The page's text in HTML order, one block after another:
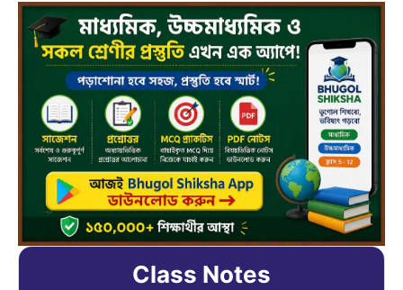
Class Notes